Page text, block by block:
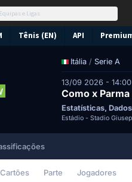
Tênis (EN) API
Itália / Serie A
13/09 2026 -
Como x Parma
Estatísticas,
Estádio - Stadio
Cartões Parte Jogadores